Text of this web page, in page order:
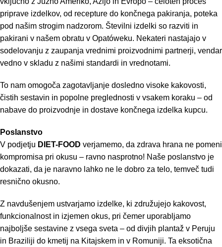
priprave izdelkov, od recepture do končnega pakiranja, poteka
pod našim strogim nadzorom. Številni izdelki so razviti in
pakirani v našem obratu v Opatóweku. Nekateri nastajajo v
sodelovanju z zaupanja vrednimi proizvodnimi partnerji, vendar
vedno v skladu z našimi standardi in vrednotami.
To nam omogoča zagotavljanje dosledno visoke kakovosti,
čistih sestavin in popolne preglednosti v vsakem koraku – od
nabave do proizvodnje in dostave končnega izdelka kupcu.
Poslanstvo
V podjetju DIET-FOOD verjamemo, da zdrava hrana ne pomeni
kompromisa pri okusu – ravno nasprotno! Naše poslanstvo je
dokazati, da je naravno lahko ne le dobro za telo, temveč tudi
resnično okusno.
Z navdušenjem ustvarjamo izdelke, ki združujejo kakovost,
funkcionalnost in izjemen okus, pri čemer uporabljamo
najboljše sestavine z vsega sveta – od divjih plantaž v Peruju
in Braziliji do kmetij na Kitajskem in v Romuniji. Ta eksotična